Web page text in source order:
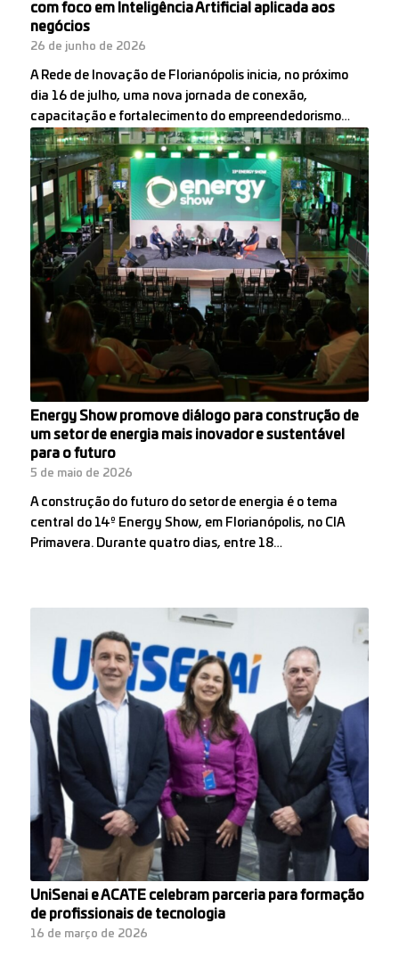
com foco em Inteligência Artificial aplicada aos
negócios
26 de junho de 2026
A Rede de Inovação de Florianópolis inicia, no próximo
dia 16 de julho, uma nova jornada de conexão,
capacitação e fortalecimento do empreendedorismo…
Energy Show promove diálogo para construção de
um setor de energia mais inovador e sustentável
para o futuro
5 de maio de 2026
A construção do futuro do setor de energia é o tema
central do 14º Energy Show, em Florianópolis, no CIA
Primavera. Durante quatro dias, entre 18…
UniSenai e ACATE celebram parceria para formação
de profissionais de tecnologia
16 de março de 2026